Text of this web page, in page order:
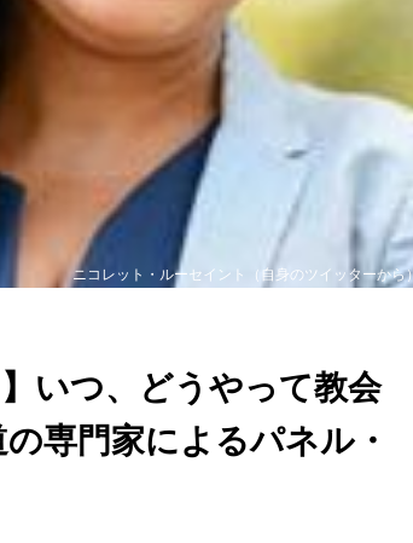
ニコレット・ルーセイント（自身のツイッターから
いつ、どうやって教会
専門家によるパネル・